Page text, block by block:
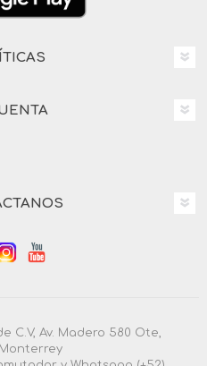
C.V, Av. Madero 580 Ote,